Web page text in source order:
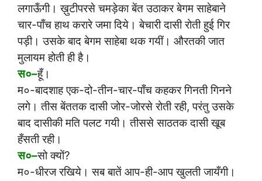
लगाऊँगी। ख़ुटीपरसे चमड़ेका बेंत उठाकर बेगम साहेबाने
चार-पाँच हाथ करारे जमा दिये। बेचारी दासी रोती हुई गिर
पड़ी। उसके बाद बेगम साहेबा थक गयीं। औरतकी जात
मुलायम होती ही है।
स०–हूँ।
म०-बादशाह एक-दो-तीन-चार-पाँच कहकर गिनती गिनने
लगे। तीस बेंततक दासी जोर-जोरसे रोती रही, परंतु उसके
बाद दासीकी मति पलट गयी। तीससे साठतक दासी खूब
हँसती रही।
स०–सो क्यों?
म०-धीरज रखिये। सब बातें आप-ही-आप खुलती जायँगी।